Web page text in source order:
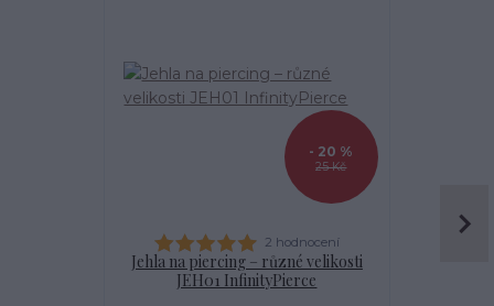
25 Kč
- 20 %
2 hodnocení
Jehla na piercing – různé velikosti
JEH01 InfinityPierce